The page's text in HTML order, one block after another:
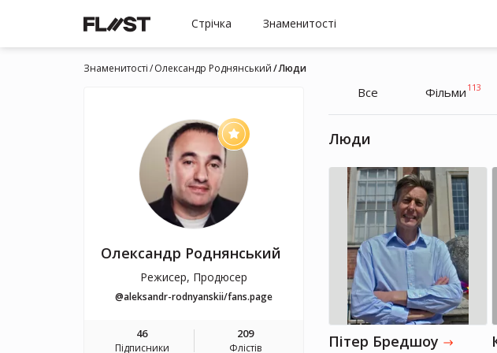
Стрічка Знаменитості
Знаменитості Олександр Роднянський Люди
Олександр Роднянський
Режисер, Продюсер
@aleksandr-rodnyanskii/fans.page
46
Підписники
209
Флістів
Все Фільми 113
Люди
Пітер Бредшоу
Олександр Роднянський
Режисер, Продюсер